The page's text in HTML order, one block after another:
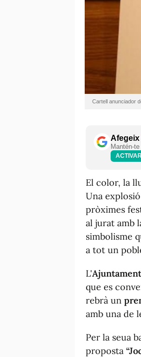
Cartell anunciador
Afegeix
Mantén-
El color, la
Una
pròximes
al jurat amb
simbolisme
a tot un
L'
que es
rebrà un
amb una de
Per la seua
proposta